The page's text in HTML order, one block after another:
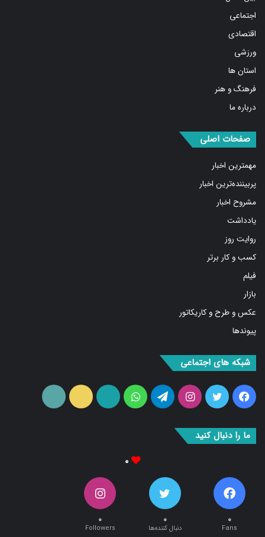
اقتصادی
ورزشی
استان ها
فرهنگ و هنر
درباره ما
مهمترین اخبار
پربیننده‌ترین اخبار
مشروح اخبار
یادداشت
روایت روز
کسب و کار برتر
فیلم
بازار
عکس و طرح و کاریکاتور
پیوندها
فیس
بوک
توییتراینستاگرامتلگرامواتس
آپ
آپارات ایتا
۰ ۰ ۰